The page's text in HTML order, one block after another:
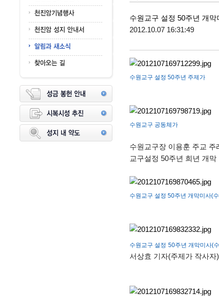
수원교구 설정 50주년 개
2012.10.07 16:31:49
수원교구 설정 50주년 주제가
수원교구 공동체가
수원교구장 이용훈 주교
교구설정 50주년 희년 개
수원교구 설정 50주년 개막미사(
수원교구 설정 50주년 개막미사(
서상효 기자(주제가 작사자